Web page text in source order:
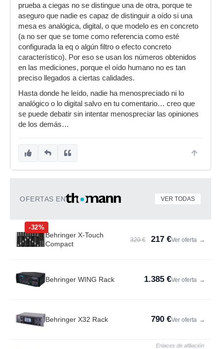
prueba a ciegas no se distingue una de otra, porque te
aseguro que nadie es capaz de distinguir a oído si una
mesa es analógica, digital, o que modelo es en concreto
(a no ser que se tome como referencia como esté
configurada la eq o algún filtro o efecto concreto
característico). Por eso se usan los números obtenidos
en las mediciones, porque el oído humano no es tan
preciso llegados a ciertas calidades.
Hasta donde he leído, nadie ha menospreciado ni lo
analógico o lo digital salvo en tu comentario… creo que
se puede debatir sin intentar menospreciar las opiniones
de los demás…
OFERTAS EN VER TODAS
-32%
Behringer X-Touch
Compact
320 € 217 €Ver oferta →
Behringer WING Rack 1.385 €Ver oferta →
Behringer X32 Rack 790 €Ver oferta →
Enlaces de afiliación